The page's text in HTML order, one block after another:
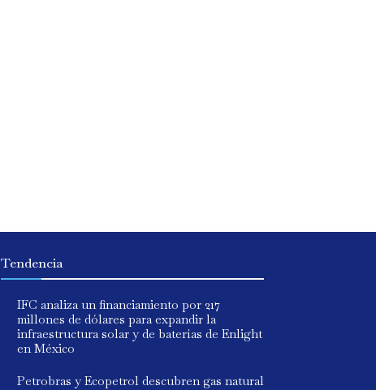
Tendencia
IFC analiza un financiamiento por 217
millones de dólares para expandir la
infraestructura solar y de baterías de Enlight
en México
Petrobras y Ecopetrol descubren gas natural